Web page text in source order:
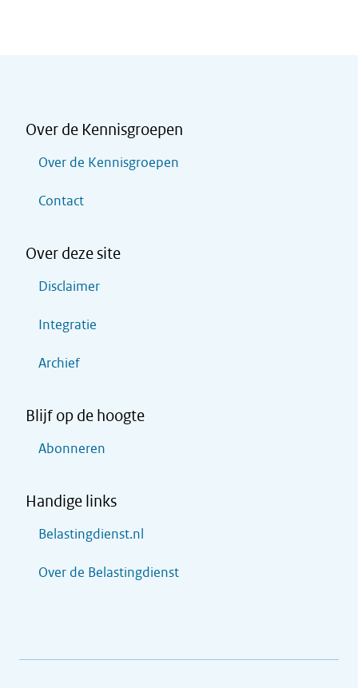
Over de Kennisgroepen
Over de Kennisgroepen
Contact
Over deze site
Disclaimer
Integratie
Archief
Blijf op de hoogte
Abonneren
Handige links
Belastingdienst.nl
Over de Belastingdienst